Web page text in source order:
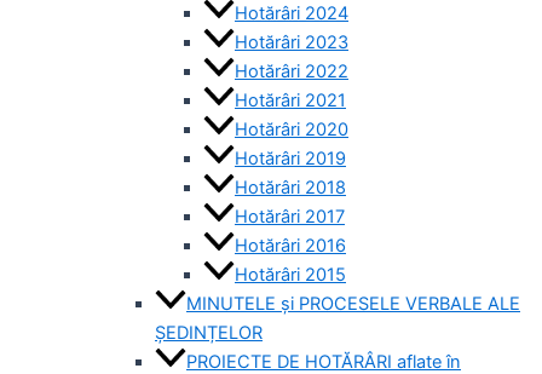
Hotărâri 2024
Hotărâri 2023
Hotărâri 2022
Hotărâri 2021
Hotărâri 2020
Hotărâri 2019
Hotărâri 2018
Hotărâri 2017
Hotărâri 2016
Hotărâri 2015
MINUTELE și PROCESELE VERBALE ALE
ȘEDINȚELOR
PROIECTE DE HOTĂRÂRI aflate în